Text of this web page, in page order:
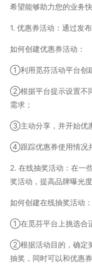
希望能够助力您的业务快
1. 优惠券活动：通过发
如何创建优惠券活动：
①利用觅芬活动平台创
②根据平台提示设置不
需求；
③主动分享，并开始优
④跟踪优惠券使用情况
2. 在线抽奖活动：在一
奖活动，提高品牌曝光
如何创建在线抽奖活动：
①在觅芬平台上挑选合
②根据活动目的，确定
抽奖，同时可以和优惠